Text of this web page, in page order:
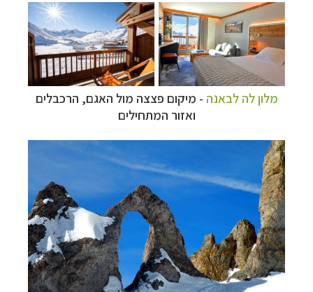
מלון לה לבאנה - מיקום פצצה מול האגם, הרכבלים
ואזור המתחילים